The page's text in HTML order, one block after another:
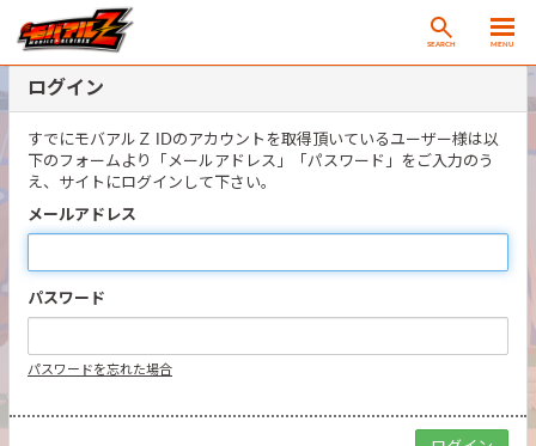
SEARCH MENU
ログイン
すでにモバアルＺ IDのアカウントを取得頂いているユーザー様は以
下のフォームより「メールアドレス」「パスワード」をご入力のう
え、サイトにログインして下さい。
メールアドレス
パスワード
パスワードを忘れた場合